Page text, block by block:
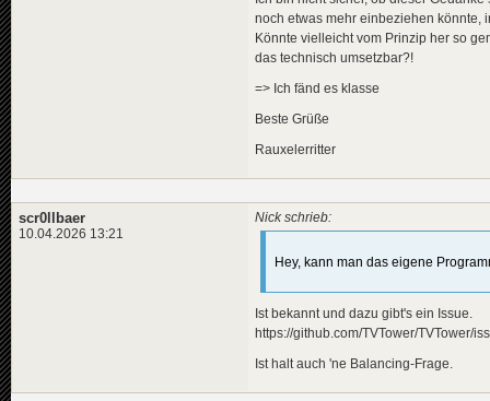
noch etwas mehr einbeziehen könnte,
Könnte vielleicht vom Prinzip her so
das technisch umsetzbar?!
=> Ich fänd es klasse
Beste Grüße
Rauxelerritter
scr0llbaer
10.04.2026 13:21
Nick schrieb:
Hey, kann man das eigene
Ist bekannt und dazu gibt's ein Issue.
https://github.com/TVTower/TVTower/
Ist halt auch 'ne Balancing-Frage.